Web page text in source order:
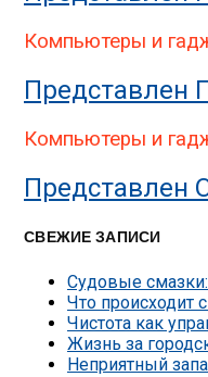
Компьютеры и
Представлен
Компьютеры и
Представлен
СВЕЖИЕ ЗАПИСИ
Судовые
Что происходит
Чистота как
Жизнь за
Неприятный